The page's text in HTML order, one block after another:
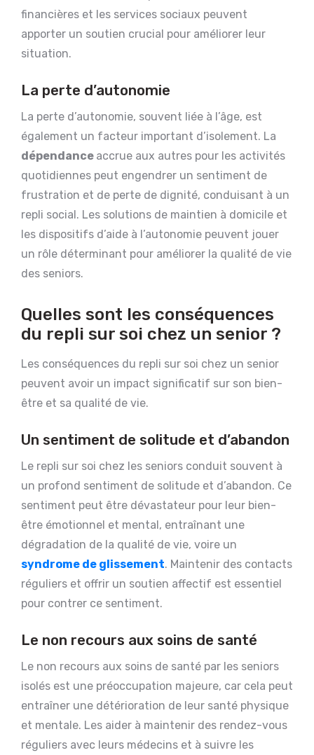
financières et les services sociaux peuvent
apporter un soutien crucial pour améliorer leur
situation.
La perte d’autonomie
La perte d’autonomie, souvent liée à l’âge, est
également un facteur important d’isolement. La
dépendance accrue aux autres pour les activités
quotidiennes peut engendrer un sentiment de
frustration et de perte de dignité, conduisant à un
repli social. Les solutions de maintien à domicile et
les dispositifs d’aide à l’autonomie peuvent jouer
un rôle déterminant pour améliorer la qualité de vie
des seniors.
Quelles sont les conséquences
du repli sur soi chez un senior ?
Les conséquences du repli sur soi chez un senior
peuvent avoir un impact significatif sur son bien-
être et sa qualité de vie.
Un sentiment de solitude et d’abandon
Le repli sur soi chez les seniors conduit souvent à
un profond sentiment de solitude et d’abandon. Ce
sentiment peut être dévastateur pour leur bien-
être émotionnel et mental, entraînant une
dégradation de la qualité de vie, voire un
syndrome de glissement. Maintenir des contacts
réguliers et offrir un soutien affectif est essentiel
pour contrer ce sentiment.
Le non recours aux soins de santé
Le non recours aux soins de santé par les seniors
isolés est une préoccupation majeure, car cela peut
entraîner une détérioration de leur santé physique
et mentale. Les aider à maintenir des rendez-vous
réguliers avec leurs médecins et à suivre les